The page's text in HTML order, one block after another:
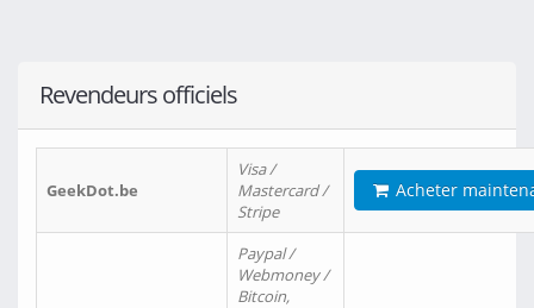
Revendeurs officiels
GeekDot.be
Visa /
Mastercard /
Stripe
Acheter
Paypal /
Webmoney /
Bitcoin,